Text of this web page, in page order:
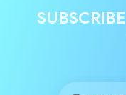
SUBSCRIBE